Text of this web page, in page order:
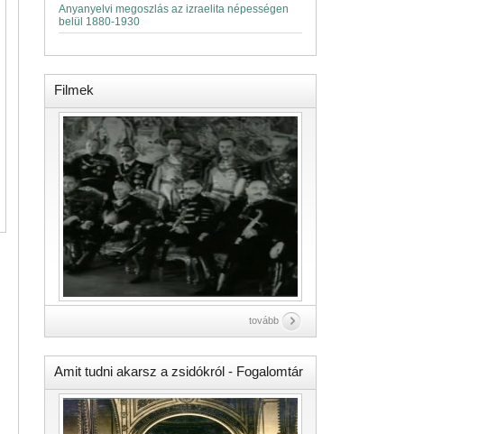
Anyanyelvi megoszlás az izraelita népességen
belül 1880-1930
Filmek
tovább
Amit tudni akarsz a zsidókról - Fogalomtár